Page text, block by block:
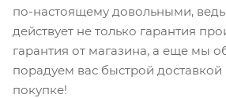
по-настоящему довольными, ведь
действует не только гарантия
гарантия от магазина, а еще мы
порадуем вас быстрой
покупке!